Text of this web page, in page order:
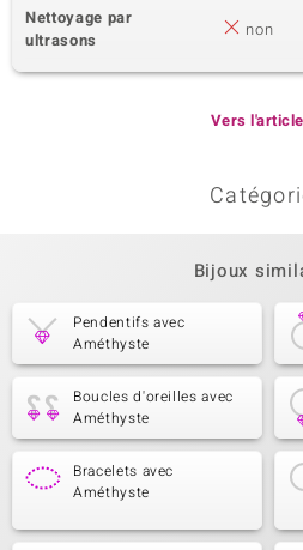
Nettoyage par
ultrasons
non
Vers l'article
Bijoux
Pendentifs avec
Améthyste
Boucles d'oreilles avec
Améthyste
Bracelets avec
Améthyste